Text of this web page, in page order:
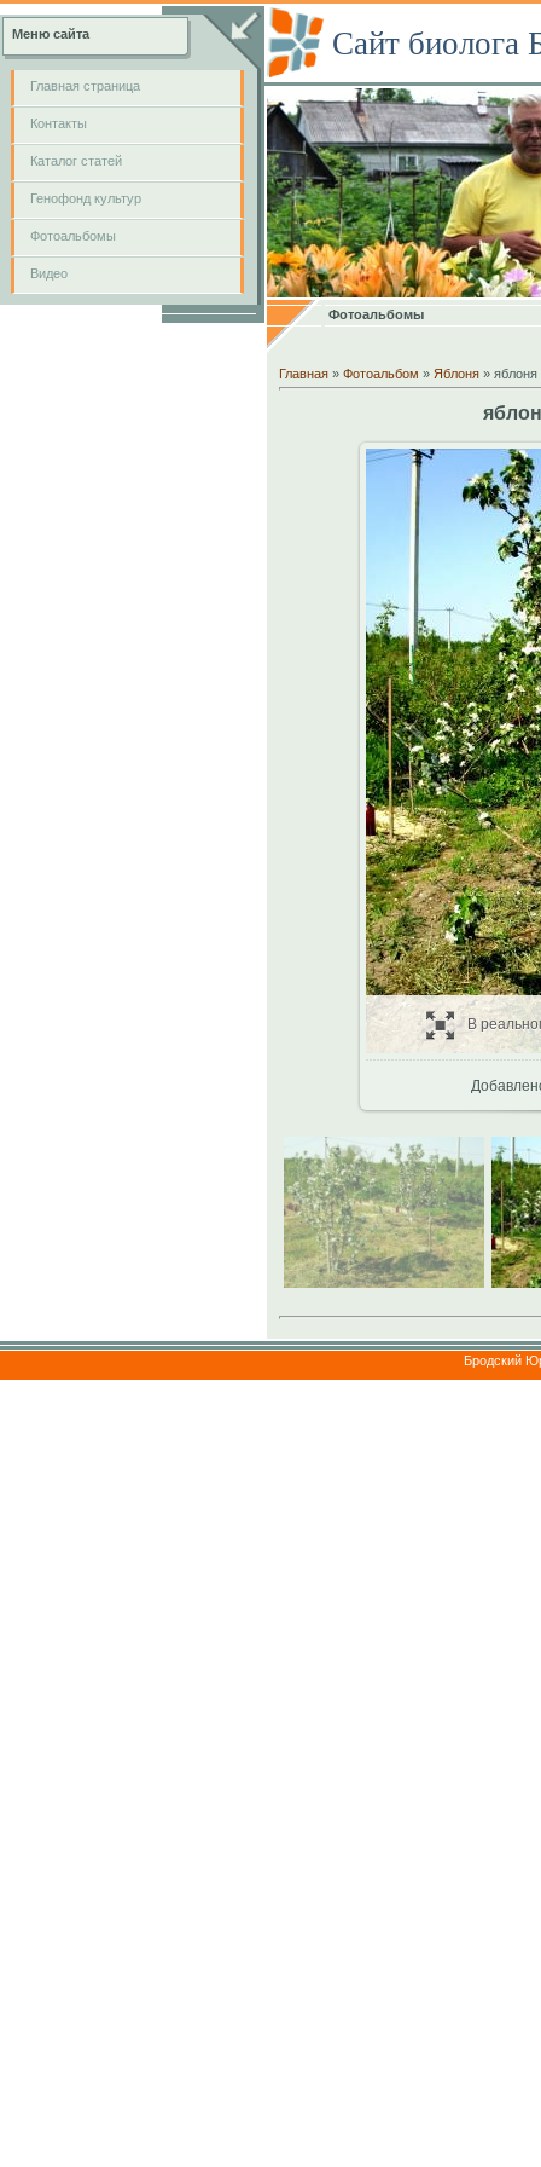
Меню сайта
Главная страница
Контакты
Каталог статей
Генофонд культур
Фотоальбомы
Видео
Сайт биолога
Фотоальбомы
Главная » Фотоальбом » Яблоня »
В
Бродский